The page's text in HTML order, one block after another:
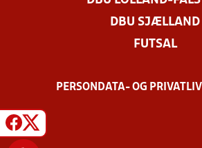
DBU SJÆLLAND
FUTSAL
PERSONDATA- OG